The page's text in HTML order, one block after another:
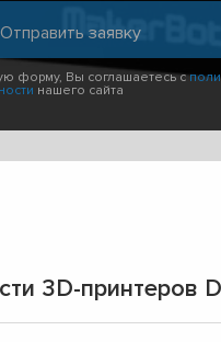
форму, Вы соглашаетесь с
нашего сайта
3D-принтеров